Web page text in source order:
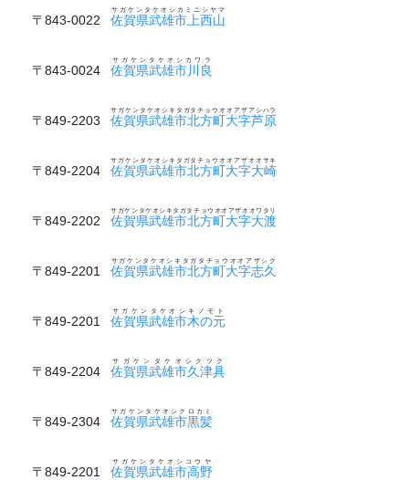
〒843-0022 佐賀県武雄市上西山
サガケンタケオシカミニシヤマ
〒843-0024 佐賀県武雄市川良
サガケンタケオシカワラ
〒849-2203 佐賀県武雄市北方町大字芦原
サガケンタケオシキタガタチョウオオアザアシハラ
〒849-2204 佐賀県武雄市北方町大字大崎
サガケンタケオシキタガタチョウオオアザオオサキ
〒849-2202 佐賀県武雄市北方町大字大渡
サガケンタケオシキタガタチョウオオアザオオワタリ
〒849-2201 佐賀県武雄市北方町大字志久
サガケンタケオシキタガタチョウオオアザシク
〒849-2201 佐賀県武雄市木の元
サガケンタケオシキノモト
〒849-2204 佐賀県武雄市久津具
サガケンタケオシクツク
〒849-2304 佐賀県武雄市黒髪
サガケンタケオシクロカミ
〒849-2201 佐賀県武雄市高野
サガケンタケオシコウヤ